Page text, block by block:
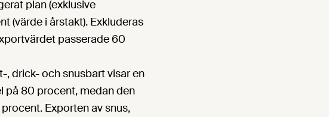
plan (exklusive
(värde i årstakt). Exkluderas
passerade 60
, drick- och snusbart visar en
på 80 procent, medan den
Exporten av snus,